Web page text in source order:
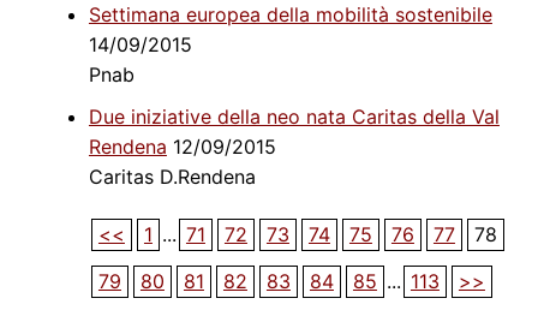
Settimana europea della mobilità sostenibile
14/09/2015
Pnab
Due iniziative della neo nata Caritas della Val
Rendena 12/09/2015
Caritas D.Rendena
<< 1 ... 71 72 73 74 75 76 77
78
79
80 81 82 83 84 85 ... 113 >>